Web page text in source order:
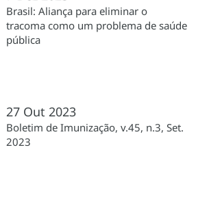
Brasil: Aliança para eliminar o
tracoma como um problema de saúde
pública
27 Out 2023
Boletim de Imunização, v.45, n.3, Set.
2023